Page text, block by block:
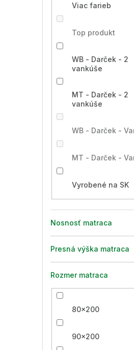
Viac farieb
Top produkt
WB - Darček - 2
vankúše
MT - Darček - 2
vankúše
WB - Darček -
MT - Darček -
Vyrobené na SK
Nosnosť matraca
Presná výška matraca
Rozmer matraca
80x200
90x200